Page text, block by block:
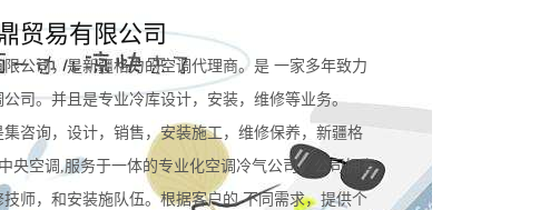
贸易有限公司
公司，是新疆格力的空调代理商。是 一家多年致力
司。并且是专业冷库设计，安装，维修等业务。
咨询，设计，销售，安装施工，维修保养，新疆格
央空调,服务于一体的专业化空调冷气公司。公司拥有
师，和安装施队伍。根据客户的 不同需求，提供个